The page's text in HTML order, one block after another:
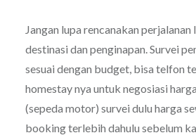
Jangan lupa rencanakan
destinasi dan penginapan. Survei
sesuai dengan budget, bisa telfon
homestay nya untuk negosiasi
(sepeda motor) survei dulu harga
booking terlebih dahulu sebelum